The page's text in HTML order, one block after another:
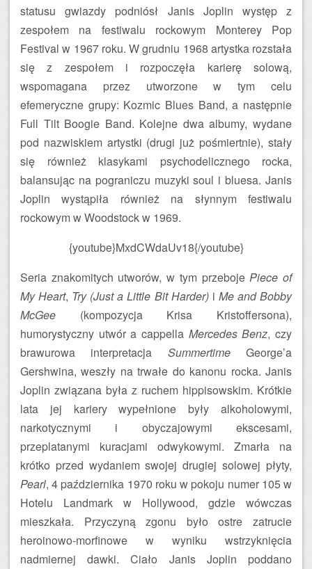
statusu gwiazdy podniósł Janis Joplin występ z
zespołem na festiwalu rockowym Monterey Pop
Festival w 1967 roku. W grudniu 1968 artystka rozstała
się z zespołem i rozpoczęła karierę solową,
wspomagana przez utworzone w tym celu
efemeryczne grupy: Kozmic Blues Band, a następnie
Full Tilt Boogie Band. Kolejne dwa albumy, wydane
pod nazwiskiem artystki (drugi już pośmiertnie), stały
się również klasykami psychodelicznego rocka,
balansując na pograniczu muzyki soul i bluesa. Janis
Joplin wystąpiła również na słynnym festiwalu
rockowym w Woodstock w 1969.
{youtube}MxdCWdaUv18{/youtube}
Seria znakomitych utworów, w tym przebojePiece of
My Heart, Try (Just a Little Bit Harder)i Me and Bobby
McGee (kompozycja Krisa Kristoffersona),
humorystyczny utwór a cappella Mercedes Benz, czy
brawurowa interpretacja SummertimeGeorge’a
Gershwina, weszły na trwałe do kanonu rocka. Janis
Joplin związana była z ruchem hippisowskim. Krótkie
lata jej kariery wypełnione były alkoholowymi,
narkotycznymi i obyczajowymi ekscesami,
przeplatanymi kuracjami odwykowymi. Zmarła na
krótko przed wydaniem swojej drugiej solowej płyty,
Pearl, 4 października 1970 roku w pokoju numer 105 w
Hotelu Landmark w Hollywood, gdzie wówczas
mieszkała. Przyczyną zgonu było ostre zatrucie
heroinowo-morfinowe w wyniku wstrzyknięcia
nadmiernej dawki. Ciało Janis Joplin poddano